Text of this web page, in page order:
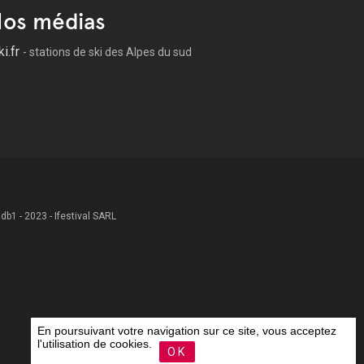
médias
- stations de ski des Alpes du sud
- 2023 - Ifestival SARL
En poursuivant votre navigation sur ce site, vous acceptez
l'utilisation de cookies.
OK